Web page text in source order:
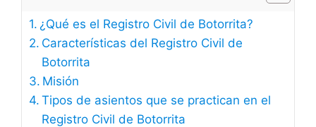
¿Qué es el Registro Civil de Botorrita?
Características del Registro Civil de
Botorrita
Misión
Tipos de asientos que se practican en el
Registro Civil de Botorrita